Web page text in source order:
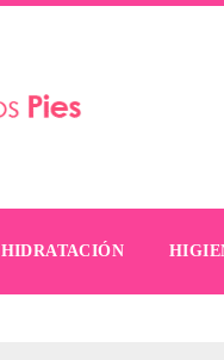
HIDRATACIÓN